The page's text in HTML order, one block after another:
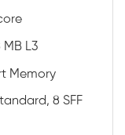
MB L3
Memory
8 SFF